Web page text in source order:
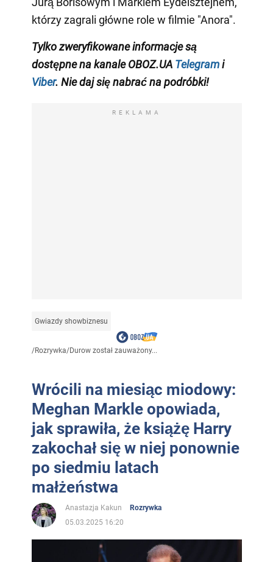
którzy zagrali główne role w filmie "Anora".
Tylko zweryfikowane informacje są
dostępne nakanaleOBOZ.UA Telegrami
Viber. Nie daj się nabrać na podróbki!
REKLAMA
Gwiazdy showbiznesu
/Rozrywka/Durow został zauważony...
Wrócili na miesiąc miodowy:
Meghan Markle opowiada,
jak sprawiła, że książę Harry
zakochał się w niej ponownie
po siedmiu latach
małżeństwa
Anastazja Kakun
Rozrywka
05.03.2025 16:20